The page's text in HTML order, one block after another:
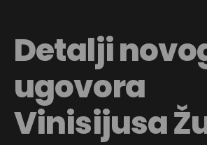
Detalji
ugovora
Vinisijusa